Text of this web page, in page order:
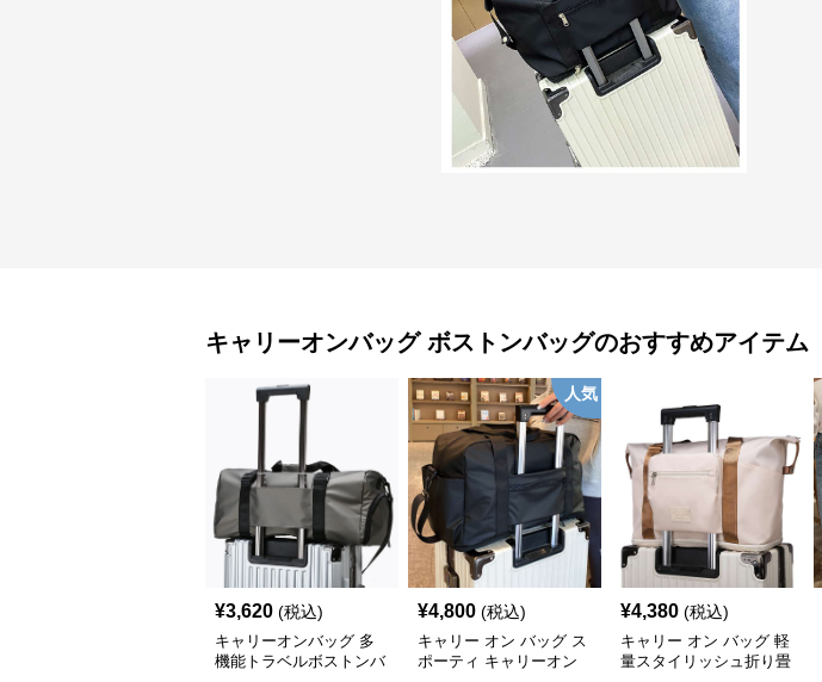
キャリーオンバッグ ボストンバッグのおすすめアイテム
¥3,620 (税込)
キャリーオンバッグ 多
機能トラベルボストンバ
人気
¥4,800 (税込)
キャリー オン バッグ ス
ポーティ キャリーオン
¥4,380 (税込)
キャリー オン バッグ 軽
量スタイリッシュ折り畳